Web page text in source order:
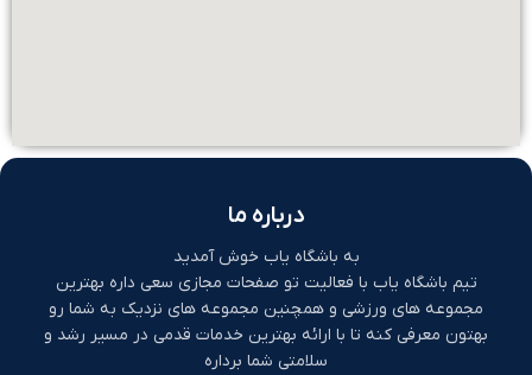
درباره ما
به باشگاه یاب خوش آمدید
تیم باشگاه یاب با فعالیت تو صفحات مجازی سعی داره بهترین
مجموعه های ورزشی و همچنین مجموعه های نزدیک به شما رو
بهتون معرفی کنه تا با ارائه بهترین خدمات قدمی در مسیر رشد و
سلامتی شما برداره